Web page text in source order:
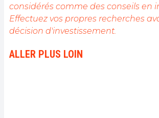
considérés comme des conseils en
Effectuez vos propres recherches
décision d'investissement.
ALLER PLUS LOIN